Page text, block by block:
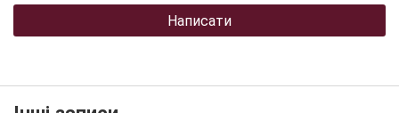
Написати